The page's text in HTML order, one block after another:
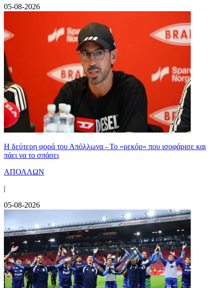
05-08-2026
Η δεύτερη φορά του Απόλλωνα - Το «ρεκόρ» που ισοφάρισε και
πάει να το σπάσει
ΑΠΟΛΛΩΝ
|
05-08-2026